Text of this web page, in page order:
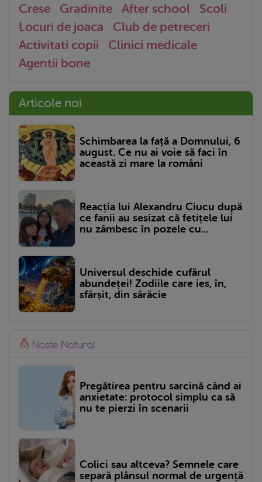
Crese Gradinite After school
Scoli
Locuri de joaca
Club de petreceri
Activitati copii
Clinici medicale
Agentii bone
Articole noi
Schimbarea la față a Domnului, 6
august. Ce nu ai voie să faci în
această zi mare la români
Reacția lui Alexandru Ciucu după
ce fanii au sesizat că fetițele lui
nu zâmbesc în pozele cu...
Universul deschide cufărul
abundeței! Zodiile care ies, în,
sfârșit, din sărăcie
Pregătirea pentru sarcină când ai
anxietate: protocol simplu ca să
nu te pierzi în scenarii
Colici sau altceva? Semnele care
separă plânsul normal de urgență